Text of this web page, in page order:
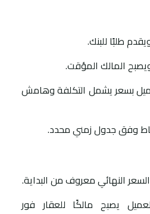
طلبًا للبنك.
المالك المؤقت.
وفق جدول زمني محدد.
النهائي معروف من البداية.
يصبح مالكًا للعقار فور